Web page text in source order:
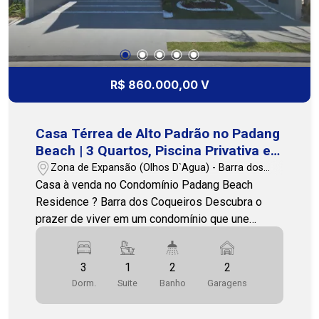
comodidade para toda a família em um ambiente
seguro e agradável. Uma excelente oportunidade
para quem deseja investir em um imóvel
espaçoso, bem localizado e com toda a
infraestrutura necessária para viver com conforto.
Agende uma visita e venha conhecer este imóvel.
os detalhes e ajudar você a encontrar o imóvel
ideal. Cohab Premium Imobiliária - PJ 208
(79)3231-3231
R$ 860.000,00 V
Casa Térrea de Alto Padrão no Padang
Beach | 3 Quartos, Piscina Privativa e
Acesso Exclusivo à Praia
Zona de Expansão (Olhos D`Agua) - Barra dos
Coqueiros/SE
Casa à venda no Condomínio Padang Beach
Residence ? Barra dos Coqueiros Descubra o
prazer de viver em um condomínio que une
exclusividade, segurança e qualidade de vida, a
poucos minutos da praia. Esta belíssima
residência térrea foi projetada para oferecer
ambientes amplos, excelente padrão de
acabamento e uma arquitetura moderna, perfeita
3
Dorm.
1
Suite
2
Banho
2
Garagens